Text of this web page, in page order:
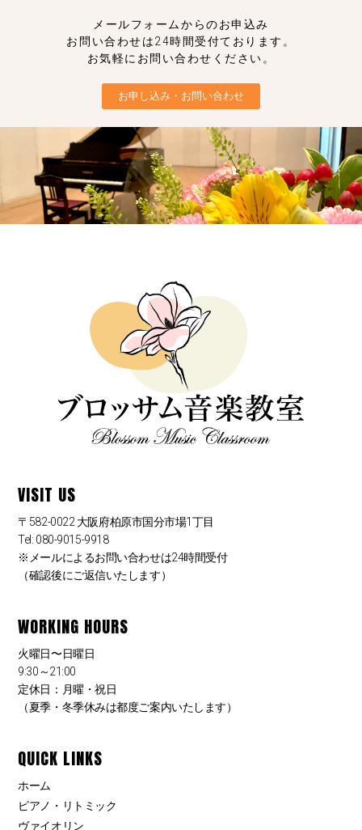
メールフォームからのお申込み
お問い合わせは24時間受付ております。
お気軽にお問い合わせください。
お申し込み・お問い合わせ
VISIT US
〒582-0022 大阪府柏原市国分市場1丁目
Tel: 080-9015-9918
※メールによるお問い合わせは24時間受付
（確認後にご返信いたします）
WORKING HOURS
火曜日〜日曜日
9:30～21:00
定休日：月曜・祝日
（夏季・冬季休みは都度ご案内いたします）
QUICK LINKS
ホーム
ピアノ・リトミック
ヴァイオリン